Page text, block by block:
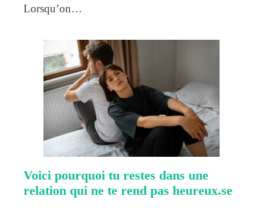
Lorsqu’on…
Voici pourquoi tu restes dans une
relation qui ne te rend pas heureux.se